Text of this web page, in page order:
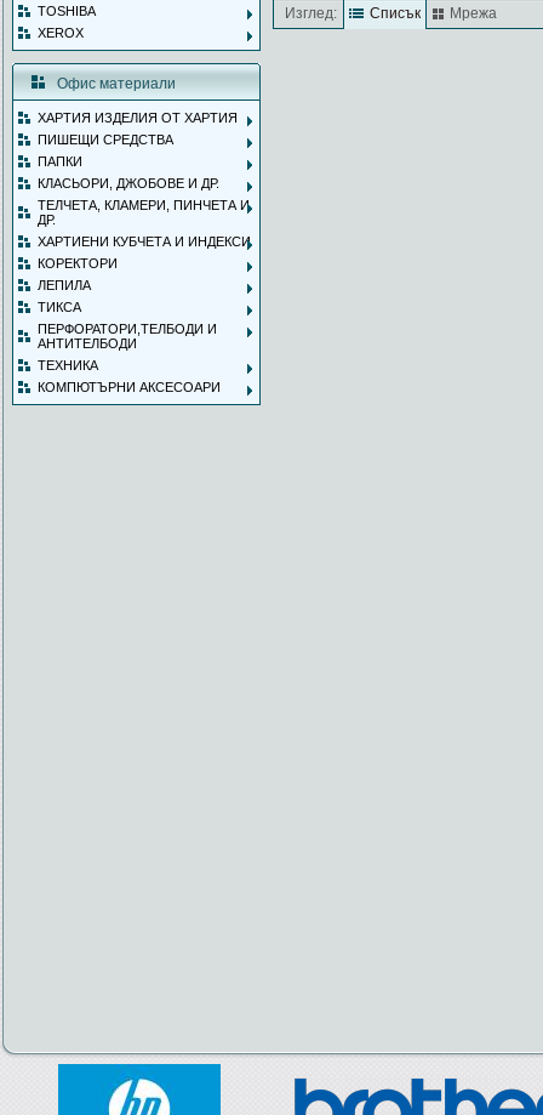
TOSHIBA
XEROX
Офис материали
ХАРТИЯ ИЗДЕЛИЯ ОТ ХАРТИЯ
ПИШЕЩИ СРЕДСТВА
ПАПКИ
КЛАСЬОРИ, ДЖОБОВЕ И ДР.
ТЕЛЧЕТА, КЛАМЕРИ, ПИНЧЕТА И
ДР.
ХАРТИЕНИ КУБЧЕТА И ИНДЕКСИ
КОРЕКТОРИ
ЛЕПИЛА
ТИКСА
ПЕРФОРАТОРИ,ТЕЛБОДИ И
АНТИТЕЛБОДИ
ТЕХНИКА
КОМПЮТЪРНИ АКСЕСОАРИ
Изглед:
Списък Мрежа